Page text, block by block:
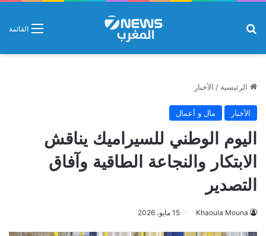
القائمة
الرئيسية / الأخبار
الأخبار مال و أعمال
اليوم الوطني للسيراميك يناقش
الابتكار والنجاعة الطاقية وآفاق
التصدير
Khaoula Mouna 15 مايو، 2026